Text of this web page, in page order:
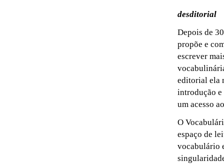
desditorial
Depois de
propõe e
escrever
editorial ela
introdução e
um acesso
O
espaço de
vocabulário